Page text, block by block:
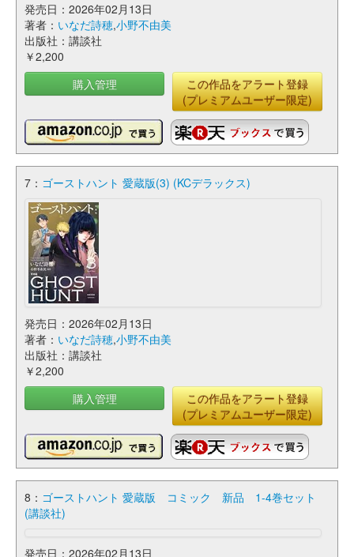
発売日：2026年02月13日
著者： いなだ詩穂,小野不由美
出版社：講談社
￥2,200
購入管理
この作品をアラート登録
(プレミアムユーザー限定)
7： ゴーストハント 愛蔵版(3) (KCデラックス)
発売日：2026年02月13日
著者： いなだ詩穂,小野不由美
出版社：講談社
￥2,200
購入管理
この作品をアラート登録
(プレミアムユーザー限定)
8： ゴーストハント 愛蔵版 コミック 新品 1-4巻セット
(講談社)
発売日：2026年02月13日